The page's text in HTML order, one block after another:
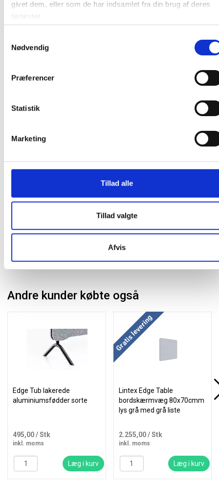
givet dem, eller som de har indsamlet fra din brug af deres
tjenester.
Nødvendig
Præferencer
Statistik
Marketing
Tillad alle
Tillad valgte
Afvis
Fra 5.395,00 / stk
Andre kunder købte også
Edge Tub lakerede
aluminiumsfødder sorte
495,00/ Stk
inkl. moms
Læg i kurv
Køb mere og spar
Gratis levering
Lintex Edge Table
bordskærmvæg 80x70cmm
lys grå med grå liste
2.255,00/ Stk
inkl. moms
Læg i kurv